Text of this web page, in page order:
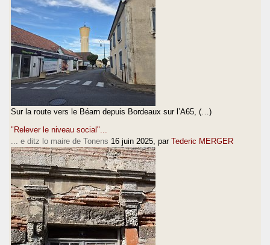
Sur la route vers le Béarn depuis Bordeaux sur l’A65, (…)
"Relever le niveau social"...
... e ditz lo maire de Tonens 16 juin 2025 , par Tederic MERGER